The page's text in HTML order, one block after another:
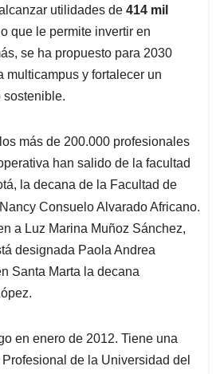
utilidades de 414 mil
que le permite invertir en
se ha propuesto para 2030
multicampus y fortalecer un
sostenible.
más de 200.000 profesionales
han salido de la facultad
la decana de la Facultad de
Consuelo Alvarado Africano.
a Luz Marina Muñoz Sánchez,
designada Paola Andrea
Santa Marta la decana
en enero de 2012. Tiene una
de la Universidad del